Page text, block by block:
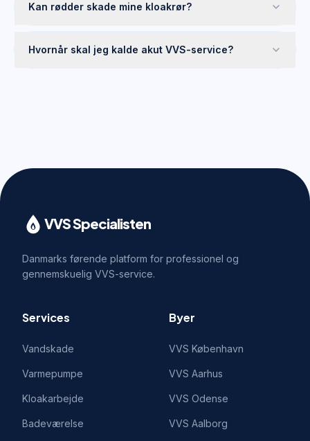
Kan rødder skade mine kloakrør?
Hvornår skal jeg kalde akut VVS-service?
VVS Specialisten
Danmarks førende platform for professionel og
gennemskuelig VVS-service.
Services
Vandskade
Varmepumpe
Kloakarbejde
Badeværelse
Byer
VVS København
VVS Aarhus
VVS Odense
VVS Aalborg